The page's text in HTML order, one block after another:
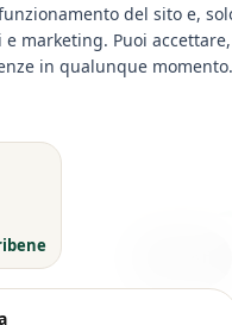
del sito e,
marketing. Puoi accettare,
in qualunque momento.
TERMINATA